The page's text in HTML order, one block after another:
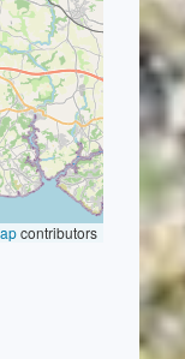
contributors